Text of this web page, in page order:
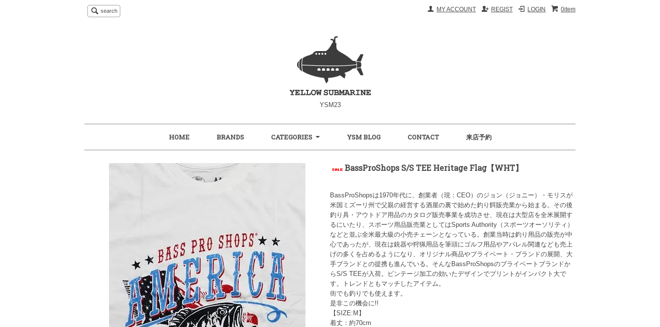
0item
LOGIN
REGIST
MY ACCOUNT
search
YSM23
HOME BRANDS CATEGORIES YSM BLOG CONTACT 来店予約
BassProShops S/S TEE Heritage Flag【WHT】
BassProShopsは1970年代に、創業者（現：CEO）のジョン（ジョニー）・モリスが
米国ミズーリ州で父親の経営する酒屋の裏で始めた釣り餌販売業から始まる。その後
釣り具・アウトドア用品のカタログ販売事業を成功させ、現在は大型店を全米展開す
るにいたり、スポーツ用品販売業としてはSports Authority（スポーツオーソリティ）
などと並ぶ全米最大級の小売チェーンとなっている。創業当時は釣り用品の販売が中
心であったが、現在は銃器や狩猟用品を筆頭にゴルフ用品やアパレル関連なども売上
げの多くを占めるようになり、オリジナル商品やプライベート・ブランドの展開、大
手ブランドとの提携も進んでいる。そんなBassProShopsのプライベートブランドか
らS/S TEEが入荷。ビンテージ加工の効いたデザインでプリントがインパクト大で
す。トレンドともマッチしたアイテム。
街でも釣りでも使えます。
是非この機会に!!
【SIZE:M】
着丈：約70cm